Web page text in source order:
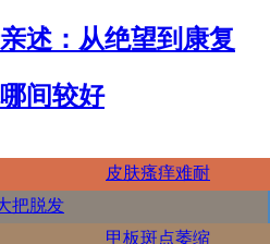
述：从绝望到康复
间较好
皮肤瘙痒难耐
把脱发
甲板斑点萎缩